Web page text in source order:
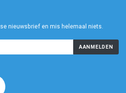
nieuwsbrief en mis helemaal niets.
AANMELDEN